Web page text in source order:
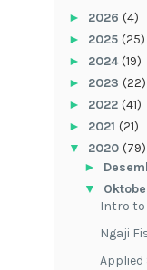
► 2026 (4)
► 2025 (25)
► 2024(19)
► 2023 (22)
► 2022 (41)
► 2021 (21)
▼ 2020 (79)
►
▼
Intro to
Ngaji